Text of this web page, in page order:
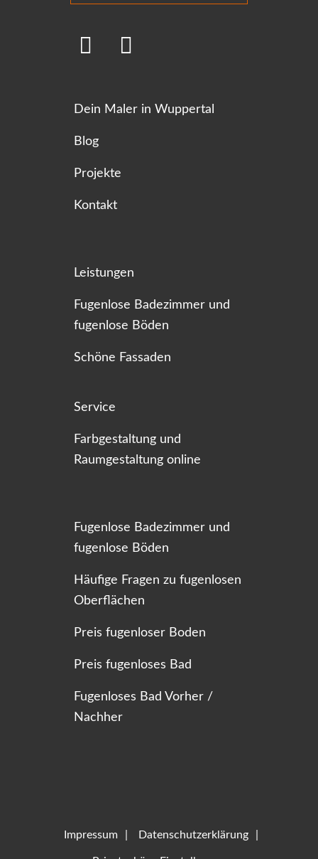
Dein Maler in Wuppertal
Blog
Projekte
Kontakt
Leistungen
Fugenlose Badezimmer und
fugenlose Böden
Schöne Fassaden
Service
Farbgestaltung und
Raumgestaltung online
Fugenlose Badezimmer und
fugenlose Böden
Häufige Fragen zu fugenlosen
Oberflächen
Preis fugenloser Boden
Preis fugenloses Bad
Fugenloses Bad Vorher /
Nachher
Impressum Datenschutzerklärung